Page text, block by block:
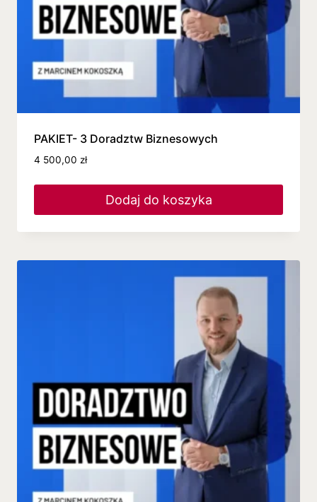
PAKIET- 3 Doradztw Biznesowych
4 500,00 zł
Dodaj do koszyka